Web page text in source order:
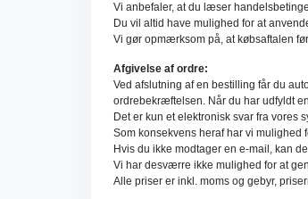
Vi anbefaler, at du læser
Du vil altid have mulighed for at
Vi gør opmærksom på, at købsaftalen
Afgivelse af ordre:
Ved afslutning af en bestilling får du
ordrebekræftelsen. Når du har udfyldt
Det er kun et elektronisk svar fra vores
Som konsekvens heraf har vi mulighed
Hvis du ikke modtager en e-mail, kan
Vi har desværre ikke mulighed for at
Alle priser er inkl. moms og gebyr,